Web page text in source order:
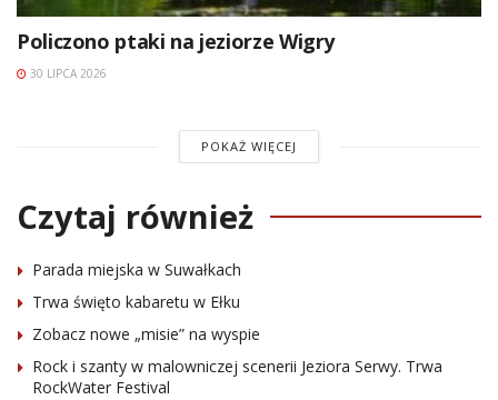
Policzono ptaki na jeziorze Wigry
30 LIPCA 2026
POKAŻ WIĘCEJ
Czytaj również
Parada miejska w Suwałkach
Trwa święto kabaretu w Ełku
Zobacz nowe „misie” na wyspie
Rock i szanty w malowniczej scenerii Jeziora Serwy. Trwa
RockWater Festival